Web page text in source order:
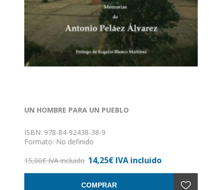
UN HOMBRE PARA UN PUEBLO
ISBN: 978-84-92438-38-9
Formato: No definido
15,00€ IVA incluido 14,25€ IVA incluido
COMPRAR